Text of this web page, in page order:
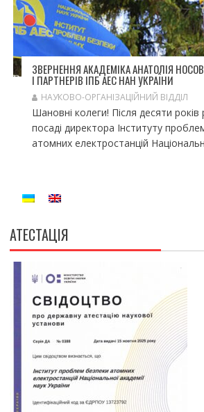
ЗВЕРНЕННЯ АКАДЕМІКА АНАТОЛІЯ
І ПАРТНЕРІВ ІПБ АЕС НАН УКРАЇНИ
НАУКОВО-ОРГАНІЗАЦІЙНИЙ ВІДДІЛ
Шановні колеги! Після десяти
посаді директора Інституту
атомних електростанцій
АТЕСТАЦІЯ